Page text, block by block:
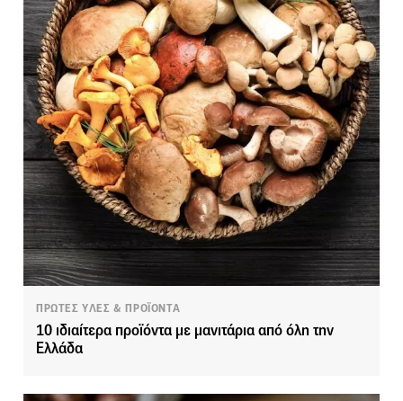
ΠΡΩΤΕΣ ΥΛΕΣ & ΠΡΟΪΟΝΤΑ
10 ιδιαίτερα προϊόντα με μανιτάρια από όλη την
Ελλάδα